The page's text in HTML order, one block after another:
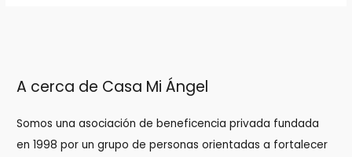
A cerca de Casa Mi Ángel
Somos una asociación de beneficencia privada fundada
en 1998 por un grupo de personas orientadas a fortalecer